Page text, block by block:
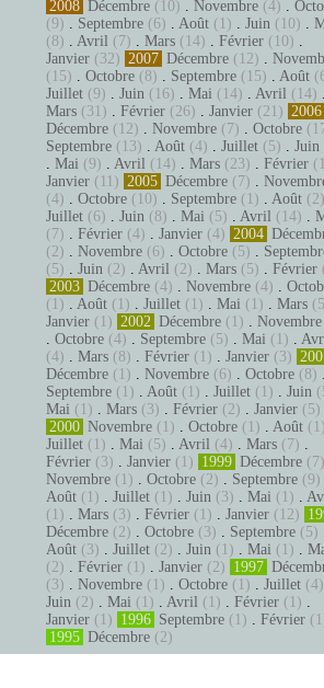
2008 Décembre (10) . Novembre (4) .
(9) . Septembre (6) . Août (1) . Juin (10) .
(8) . Avril (7) . Mars (14) . Février (10) .
Janvier (32) 2007 Décembre (12) .
(15) . Octobre (8) . Septembre (15) . Août
Juillet (9) . Juin (16) . Mai (14) . Avril (14) .
Mars (31) . Février (26) . Janvier (21) 2006
Décembre (12) . Novembre (7) . Octobre
Septembre (13) . Août (4) . Juillet (5) . Juin
. Mai (9) . Avril (14) . Mars (23) . Février
Janvier (11) 2005 Décembre (7) .
(4) . Octobre (10) . Septembre (1) . Août (2)
Juillet (6) . Juin (8) . Mai (5) . Avril (14) .
(7) . Février (4) . Janvier (4) 2004
(2) . Novembre (6) . Octobre (5) .
(5) . Juin (2) . Avril (2) . Mars (5) . Février
2003 Décembre (4) . Novembre (4) .
(1) . Août (1) . Juillet (1) . Mai (1) . Mars
Janvier (1) 2002 Décembre (1) . Novembre
. Octobre (4) . Septembre (5) . Mai (1) .
(4) . Mars (8) . Février (1) . Janvier (3)
Décembre (1) . Novembre (6) . Octobre (8) .
Septembre (1) . Août (1) . Juillet (1) . Juin
Mai (1) . Mars (3) . Février (2) . Janvier (5)
2000 Novembre (1) . Octobre (1) . Août (1)
Juillet (1) . Mai (5) . Avril (4) . Mars (7) .
Février (3) . Janvier (1) 1999 Décembre (7)
Novembre (1) . Octobre (2) . Septembre (9)
Août (1) . Juillet (1) . Juin (3) . Mai (1) .
(1) . Mars (3) . Février (1) . Janvier (12)
Décembre (2) . Octobre (3) . Septembre (5)
Août (3) . Juillet (2) . Juin (1) . Mai (1) .
(2) . Février (1) . Janvier (2) 1997
(3) . Novembre (1) . Octobre (1) . Juillet (4)
Juin (2) . Mai (1) . Avril (1) . Février (1) .
Janvier (1) 1996 Septembre (1) . Février
1995 Décembre (2)